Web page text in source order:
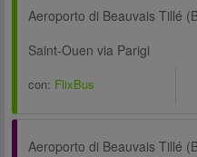
Aeroporto di Beauvais Tillé
Saint-Ouen via Parigi
con: FlixBus